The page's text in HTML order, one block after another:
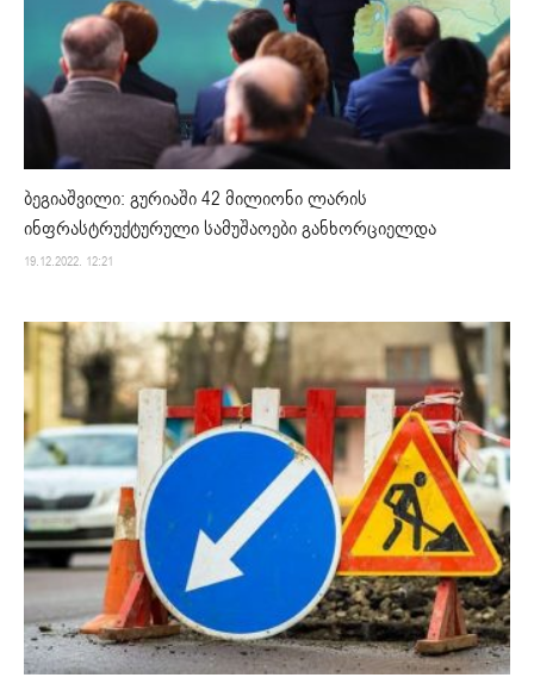
ბეგიაშვილი: გურიაში 42 მილიონი ლარის
ინფრასტრუქტურული სამუშაოები განხორციელდა
19.12.2022. 12:21